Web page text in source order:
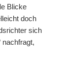
Blicke
doch
sich
nachfragt,